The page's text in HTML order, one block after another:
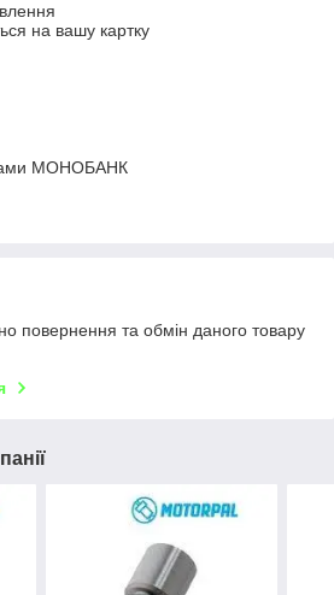
на вашу картку
МОНОБАНК
повернення та обмін даного товару